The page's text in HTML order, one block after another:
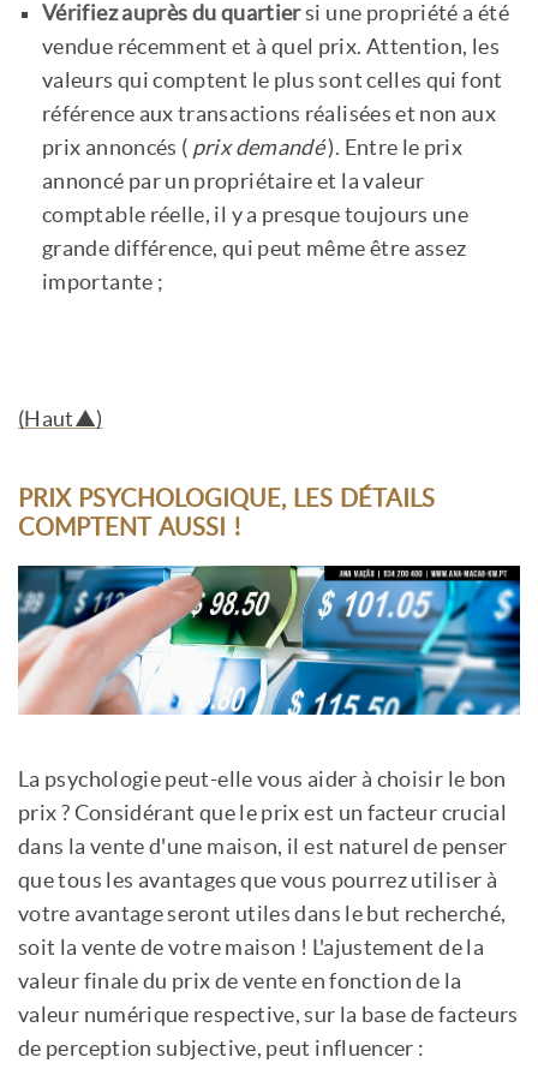
Vérifiez auprès du quartiersi une propriété a été
vendue récemment et à quel prix. Attention, les
valeurs qui comptent le plus sont celles qui font
référence aux transactions réalisées et non aux
prix annoncés ( prix demandé). Entre le prix
annoncé par un propriétaire et la valeur
comptable réelle, il y a presque toujours une
grande différence, qui peut même être assez
importante ;
(Haut▲)
PRIX PSYCHOLOGIQUE, LES DÉTAILS
COMPTENT AUSSI !
La psychologie peut-elle vous aider à choisir le bon
prix ? Considérant que le prix est un facteur crucial
dans la vente d'une maison, il est naturel de penser
que tous les avantages que vous pourrez utiliser à
votre avantage seront utiles dans le but recherché,
soit la vente de votre maison ! L'ajustement de la
valeur finale du prix de vente en fonction de la
valeur numérique respective, sur la base de facteurs
de perception subjective, peut influencer :